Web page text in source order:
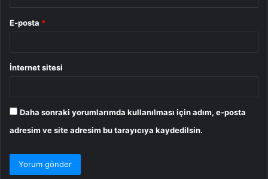
E-posta *
İnternet sitesi
Daha sonraki yorumlarımda kullanılması için adım, e-posta
adresim ve site adresim bu tarayıcıya kaydedilsin.